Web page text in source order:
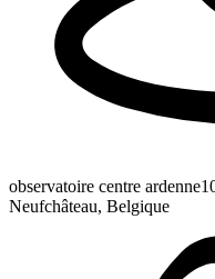
observatoire centre ardenne
Neufchâteau, Belgique